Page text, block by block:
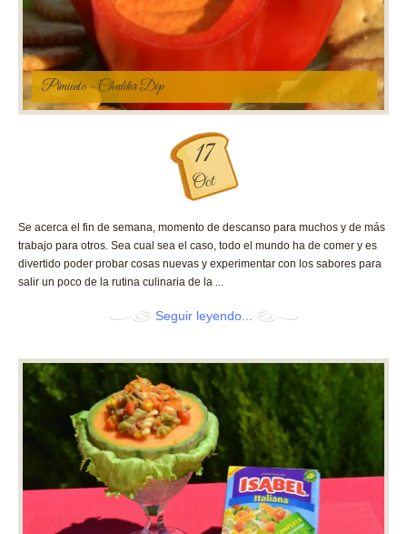
Pimiento – Cheddar Dip
17
Oct
Se acerca el fin de semana, momento de descanso para muchos y de más
trabajo para otros. Sea cual sea el caso, todo el mundo ha de comer y es
divertido poder probar cosas nuevas y experimentar con los sabores para
salir un poco de la rutina culinaria de la ...
Seguir leyendo...